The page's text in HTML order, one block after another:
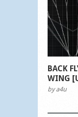
BACK
WING
bya4u